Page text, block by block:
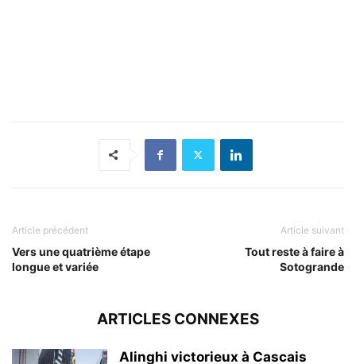
Article précédent
Vers une quatrième étape
longue et variée
Article suivant
Tout reste à faire à
Sotogrande
ARTICLES CONNEXES
Alinghi victorieux à Cascais